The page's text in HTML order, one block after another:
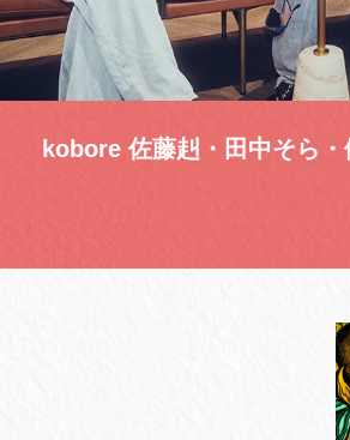
kobore 佐藤赳・田中そら